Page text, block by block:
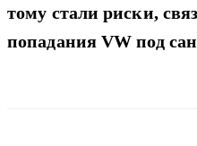
тому стали риски,
попадания VW под